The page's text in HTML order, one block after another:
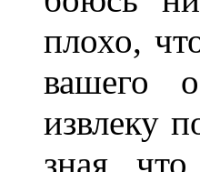
плохо,
вашего
извлеку
зная,